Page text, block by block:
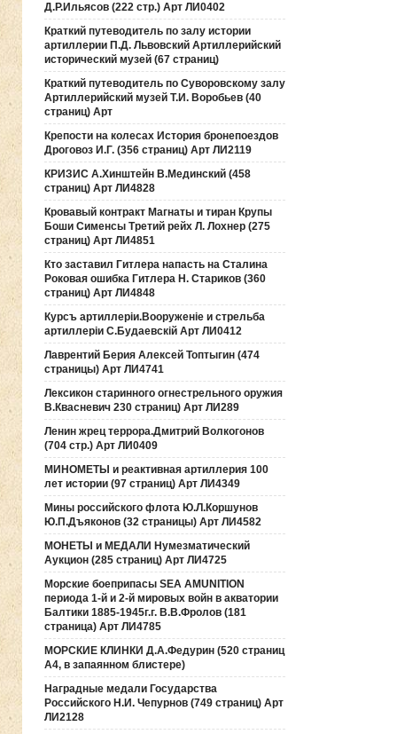
Д.Р.Ильясов (222 стр.) Арт ЛИ0402
Краткий путеводитель по залу истории
артиллерии П.Д. Львовский Артиллерийский
исторический музей (67 страниц)
Краткий путеводитель по Суворовскому залу
Артиллерийский музей Т.И. Воробьев (40
страниц) Арт
Крепости на колесах История бронепоездов
Дроговоз И.Г. (356 страниц) Арт ЛИ2119
КРИЗИС А.Хинштейн В.Мединский (458
страниц) Арт ЛИ4828
Кровавый контракт Магнаты и тиран Крупы
Боши Сименсы Третий рейх Л. Лохнер (275
страниц) Арт ЛИ4851
Кто заставил Гитлера напасть на Сталина
Роковая ошибка Гитлера Н. Стариков (360
страниц) Арт ЛИ4848
Курсъ артиллерiи.Вооруженiе и стрельба
артиллерiи С.Будаевскiй Арт ЛИ0412
Лаврентий Берия Алексей Топтыгин (474
страницы) Арт ЛИ4741
Лексикон старинного огнестрельного оружия
В.Квасневич 230 страниц) Арт ЛИ289
Ленин жрец террора.Дмитрий Волкогонов
(704 стр.) Арт ЛИ0409
МИНОМЕТЫ и реактивная артиллерия 100
лет истории (97 страниц) Арт ЛИ4349
Мины российского флота Ю.Л.Коршунов
Ю.П.Дъяконов (32 страницы) Арт ЛИ4582
МОНЕТЫ и МЕДАЛИ Нумезматический
Аукцион (285 страниц) Арт ЛИ4725
Морские боеприпасы SEA AMUNITION
периода 1-й и 2-й мировых войн в акватории
Балтики 1885-1945г.г. В.В.Фролов (181
страница) Арт ЛИ4785
МОРСКИЕ КЛИНКИ Д.А.Федурин (520 страниц
А4, в запаянном блистере)
Наградные медали Государства
Российского Н.И. Чепурнов (749 страниц) Арт
ЛИ2128